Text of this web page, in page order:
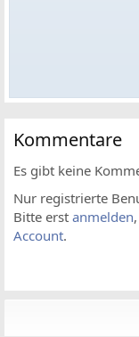
Kommentare
Es gibt keine
Nur registrierte
Bitte erst anmelden
Account.